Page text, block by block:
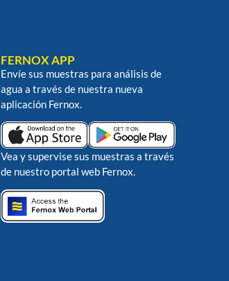
FERNOX APP
Envíe sus muestras para análisis de
agua a través de nuestra nueva
aplicación Fernox.
Vea y supervise sus muestras a través
de nuestro portal web Fernox.